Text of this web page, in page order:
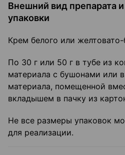
Внешний вид препарата
упаковки
Крем белого или желтовато-
По 30 г или 50 г в тубе из
материала с бушонами или
материала, помещенной
вкладышем в пачку из
Не все размеры упаковок
для реализации.